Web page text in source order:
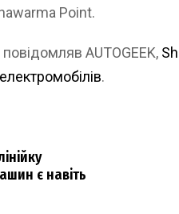
Point.
AUTOGEEK,
.
є навіть